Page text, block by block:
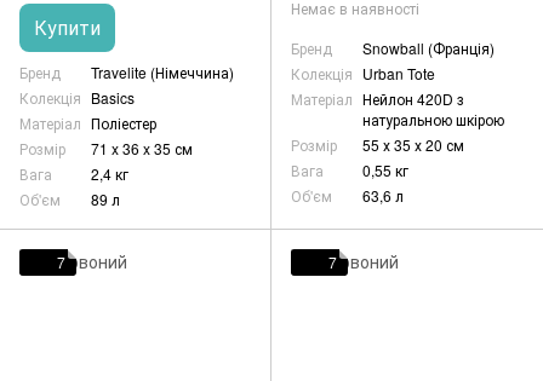
Купити
Бренд
Travelite (Німеччина)
Колекція Basics
Матеріал Поліестер
Розмір
71 x 36 x 35 см
Вага
2,4 кг
Об'єм
89 л
Немає в наявності
Бренд
Snowball (Франція)
Колекція Urban Tote
Матеріал Нейлон 420D з
натуральною шкірою
Розмір
55 х 35 х 20 см
Вага
0,55 кг
Об'єм
63,6 л
7 7